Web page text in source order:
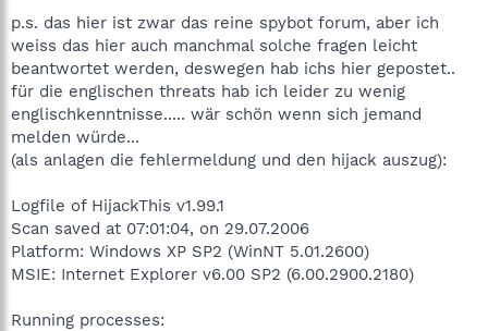
p.s. das hier ist zwar das reine spybot forum, aber ich
weiss das hier auch manchmal solche fragen leicht
beantwortet werden, deswegen hab ichs hier gepostet..
für die englischen threats hab ich leider zu wenig
englischkenntnisse..... wär schön wenn sich jemand
melden würde...
(als anlagen die fehlermeldung und den hijack auszug):
Logfile of HijackThis v1.99.1
Scan saved at 07:01:04, on 29.07.2006
Platform: Windows XP SP2 (WinNT 5.01.2600)
MSIE: Internet Explorer v6.00 SP2 (6.00.2900.2180)
Running processes: